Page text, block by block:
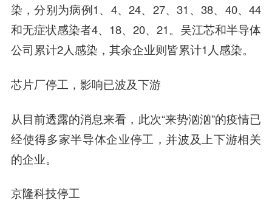
染，分别为病例1、4、24、27、31、38、40、44
和无症状感染者4、18、20、21。吴江芯和半导体
公司累计2人感染，其余企业则皆累计1人感染。
芯片厂停工，影响已波及下游
从目前透露的消息来看，此次“来势汹汹”的疫情已
经使得多家半导体企业停工，并波及上下游相关
的企业。
京隆科技停工